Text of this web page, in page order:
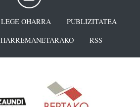
LEGE OHARRA
PUBLIZITATEA
HARREMANETARAKO RSS